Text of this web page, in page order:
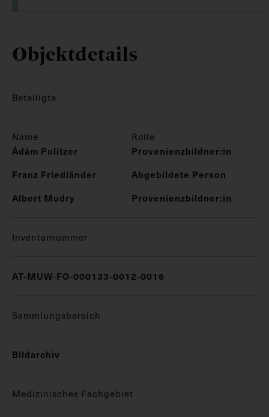
Objektdetails
Beteiligte
Name Rolle
Ádám Politzer
Provenienzbildner:in
Franz Friedländer
Abgebildete Person
Albert Mudry
Provenienzbildner:in
Inventarnummer
AT-MUW-FO-000133-0012-0016
Sammlungsbereich
Bildarchiv
Medizinisches Fachgebiet